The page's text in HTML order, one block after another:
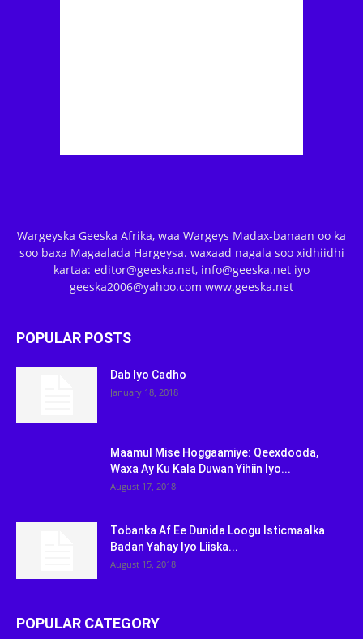
Wargeyska Geeska Afrika, waa Wargeys Madax-banaan oo ka
soo baxa Magaalada Hargeysa. waxaad nagala soo xidhiidhi
kartaa: editor@geeska.net, info@geeska.net iyo
geeska2006@yahoo.com www.geeska.net
POPULAR POSTS
Dab Iyo Cadho
January 18, 2018
Maamul Mise Hoggaamiye: Qeexdooda,
Waxa Ay Ku Kala Duwan Yihiin Iyo...
August 17, 2018
Tobanka Af Ee Dunida Loogu Isticmaalka
Badan Yahay Iyo Liiska...
August 15, 2018
POPULAR CATEGORY